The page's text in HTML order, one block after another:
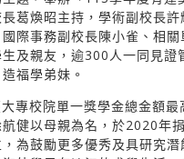
葛煥昭主持，學術副校長
際事務副校長陳小雀、相關
及親友，逾300人一同見證
福學弟妹。
專校院單一獎學金總金額
健以母親為名，於2020年
為鼓勵更多優秀及具研究